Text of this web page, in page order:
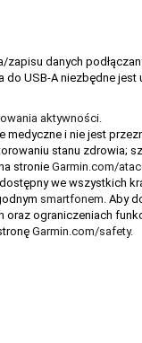
zapisu danych
do USB-A niezbędne jest
aktywności.
medyczne i nie jest
stanu zdrowia;
stronie Garmin.com/
we wszystkich
smartfonem. Aby
oraz ograniczeniach
Garmin.com/safety.
swoje
jedną z nich.